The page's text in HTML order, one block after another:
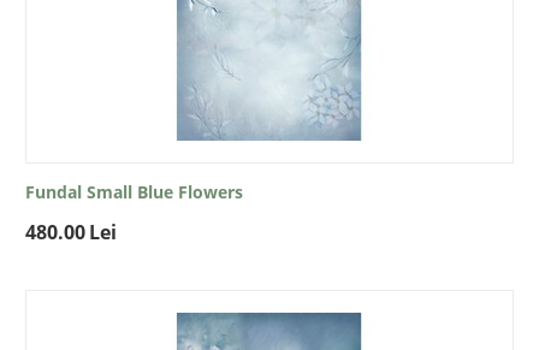
Fundal Small Blue Flowers
480.00Lei